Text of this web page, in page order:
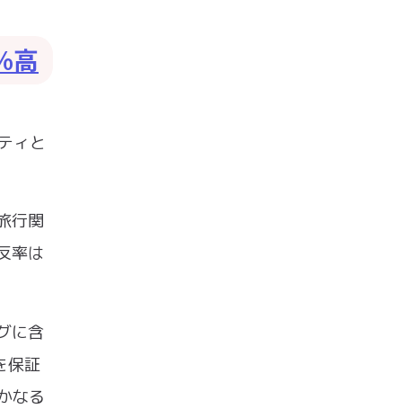
高
ィと
行関
率は
に含
保証
なる